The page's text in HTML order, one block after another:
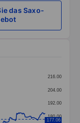
das Saxo-
Data180.00
192.00
204.00
216.00
177.06